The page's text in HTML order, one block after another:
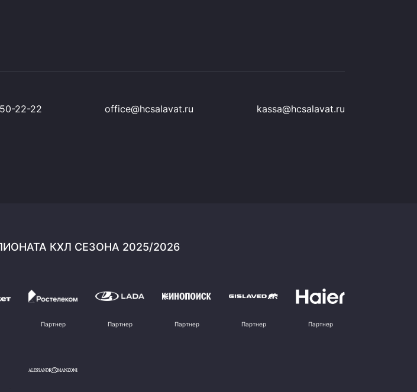
22-22 office@hcsalavat.ru kassa@hcsalavat.ru
КХЛ СЕЗОНА 2025/2026
Партнер Партнер Партнер Партнер Партнер